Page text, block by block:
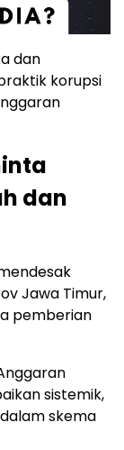
dan
korupsi
dan
Jawa Timur,
pemberian
sistemik,
skema